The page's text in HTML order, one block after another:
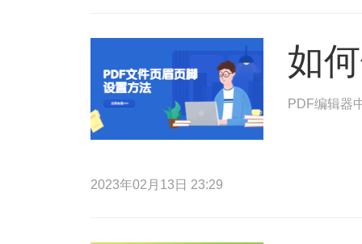
如
PDF编辑器
2023年02月13日 23:29